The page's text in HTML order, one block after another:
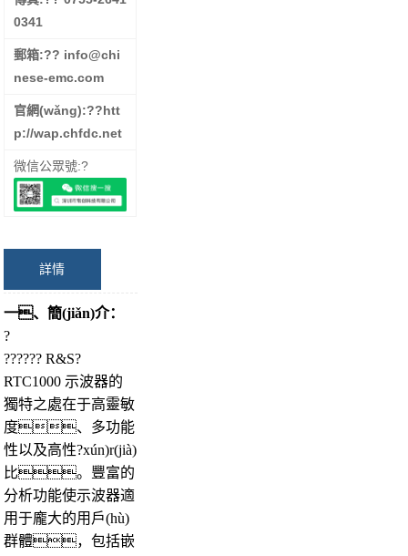
0341
郵箱:?? info@chi
nese-emc.com
官網(wǎng):??htt
p://wap.chfdc.net
微信公眾號:?
詳情
一、簡(jiǎn)介：
?
?????? R&S?
RTC1000 示波器的
獨特之處在于高靈敏
度、多功能
性以及高性?xún)r(jià)
比。豐富的
分析功能使示波器適
用于龐大的用戶(hù)
群體，包括嵌